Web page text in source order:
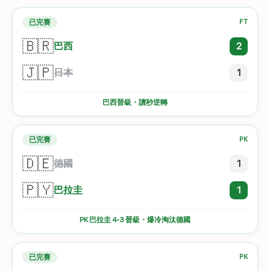
已完賽 FT
🇧🇷巴西 2
🇯🇵日本 1
巴西晉級・讀秒逆轉
已完賽 PK
🇩🇪德國 1
🇵🇾巴拉圭 1
PK 巴拉圭 4-3 晉級・爆冷淘汰德國
已完賽 PK